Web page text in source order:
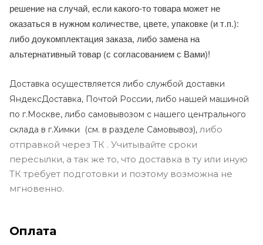
решение на случай, если какого-то товара может не
оказаться в нужном количестве, цвете, упаковке (и т.п.):
либо доукомплектация заказа, либо замена на
альтернативный товар (с согласованием с Вами)!
Доставка осуществляется либо службой доставки
ЯндексДоставка, Почтой России, либо нашей машиной
по г.Москве, либо самовывозом с нашего центрального
склада в г.Химки (см. в разделе Самовывоз), либо
отправкой через ТК . Учитывайте сроки
пересылки, а так же то, что доставка в ту или иную
ТК требует подготовки и поэтому возможна не
мгновенно.
Оплата